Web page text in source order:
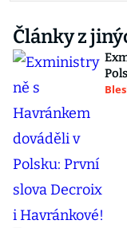
Články z